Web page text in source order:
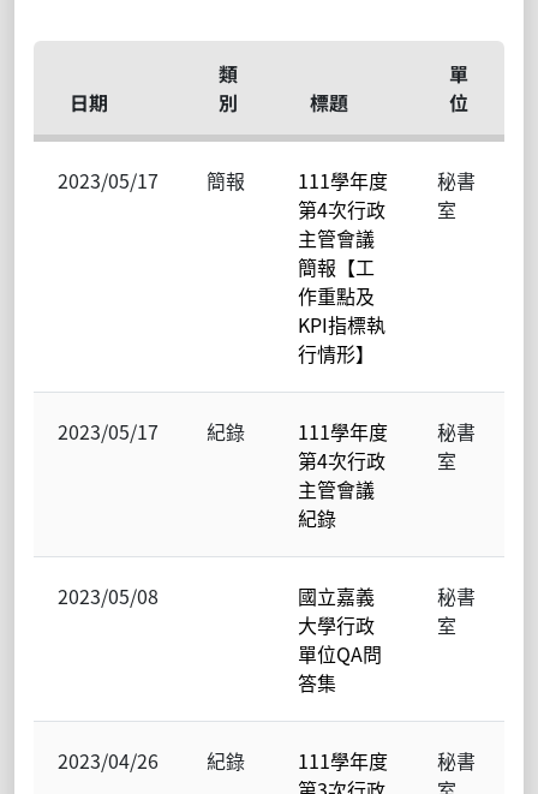
日期
類
別
標題
單
位
2023/05/17 簡報
111學年度
第4次行政
主管會議
簡報【工
作重點及
KPI指標執
行情形】
秘書
室
2023/05/17 紀錄
111學年度
第4次行政
主管會議
紀錄
秘書
室
2023/05/08
國立嘉義
大學行政
單位QA問
答集
秘書
室
2023/04/26 紀錄
111學年度
秘書